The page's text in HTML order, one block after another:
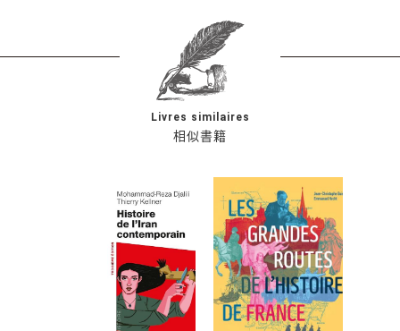
相似書籍
Livres similaires